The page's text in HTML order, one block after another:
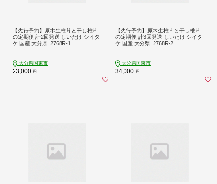
【先行予約】原木生椎茸と干し椎茸
の定期便 計2回発送 しいたけ シイタ
ケ 国産 大分県_2768R-1
大分県国東市
23,000 円
【先行予約】原木生椎茸と干し椎茸
の定期便 計3回発送 しいたけ シイタ
ケ 国産 大分県_2768R-2
大分県国東市
34,000 円